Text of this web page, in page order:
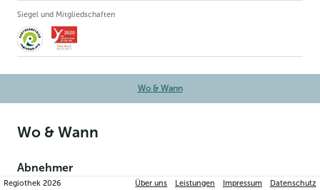
Siegel und Mitgliedschaften
Wo & Wann
Wo & Wann
Abnehmer
Unsere Produkte findest du auch bei:
Regiothek2026 Über uns Leistungen Impressum Datenschutz